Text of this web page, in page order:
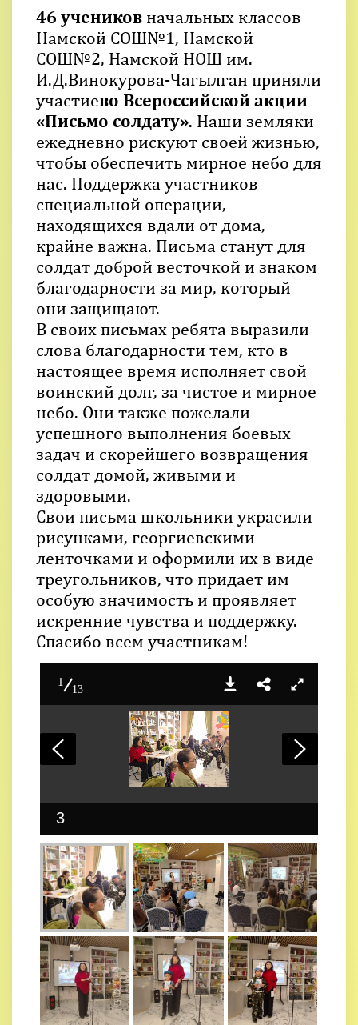
46 учеников начальных классов
Намской СОШ№1, Намской
СОШ№2, Намской НОШ им.
И.Д.Винокурова-Чагылган приняли
участиево Всероссийской акции
«Письмо солдату». Наши земляки
ежедневно рискуют своей жизнью,
чтобы обеспечить мирное небо для
нас. Поддержка участников
специальной операции,
находящихся вдали от дома,
крайне важна. Письма станут для
солдат доброй весточкой и знаком
благодарности за мир, который
они защищают.
В своих письмах ребята выразили
слова благодарности тем, кто в
настоящее время исполняет свой
воинский долг, за чистое и мирное
небо. Они также пожелали
успешного выполнения боевых
задач и скорейшего возвращения
солдат домой, живыми и
здоровыми.
Свои письма школьники украсили
рисунками, георгиевскими
ленточками и оформили их в виде
треугольников, что придает им
особую значимость и проявляет
искренние чувства и поддержку.
Спасибо всем участникам!
1
13
3